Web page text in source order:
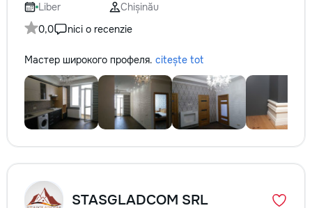
Liber
Chișinău
0,0
nici o recenzie
Мастер широкого профеля. citește tot
STASGLADCOM SRL